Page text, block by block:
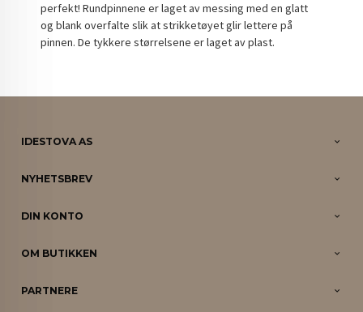
perfekt! Rundpinnene er laget av messing med en glatt
og blank overfalte slik at strikketøyet glir lettere på
pinnen. De tykkere størrelsene er laget av plast.
IDESTOVA AS
NYHETSBREV
DIN KONTO
OM BUTIKKEN
PARTNERE